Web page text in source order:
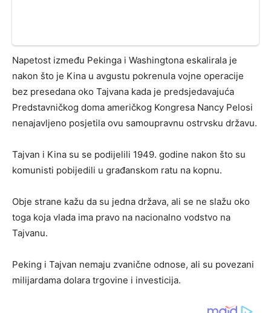
Napetost između Pekinga i Washingtona eskalirala je
nakon što je Kina u avgustu pokrenula vojne operacije
bez presedana oko Tajvana kada je predsjedavajuća
Predstavničkog doma američkog Kongresa Nancy Pelosi
nenajavljeno posjetila ovu samoupravnu ostrvsku državu.
Tajvan i Kina su se podijelili 1949. godine nakon što su
komunisti pobijedili u građanskom ratu na kopnu.
Obje strane kažu da su jedna država, ali se ne slažu oko
toga koja vlada ima pravo na nacionalno vodstvo na
Tajvanu.
Peking i Tajvan nemaju zvanične odnose, ali su povezani
milijardama dolara trgovine i investicija.